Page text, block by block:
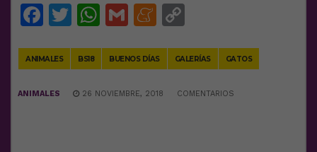
Facebook
Twitter
WhatsApp
GmailMeneame
ANIMALES BS18 BUENOS DÍAS GALERÍAS GATOS
ANIMALES 26 NOVIEMBRE, 2018 COMENTARIOS